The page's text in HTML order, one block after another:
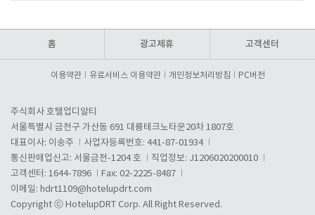
홈 광고제휴 고객센터
이용약관 유료서비스 이용약관 개인정보처리방침 PC버전
주식회사 호텔업디알티
서울특별시 금천구 가산동 691 대륭테크노타운20차 1807호
대표이사: 이송주
사업자등록번호: 441-87-01934
통신판매업신고: 서울금천-1204 호
직업정보: J1206020200010
고객센터: 1644-7896
Fax: 02-2225-8487
이메일: hdrt1109@hotelupdrt.com
Copyright ⓒ HotelupDRT Corp. All Right Reserved.